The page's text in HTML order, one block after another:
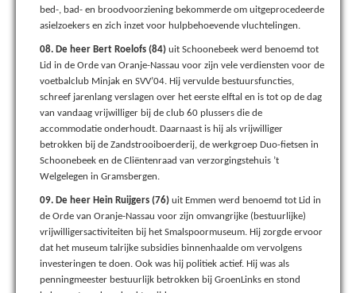
bed-, bad- en broodvoorziening bekommerde om uitgeprocedeerde
asielzoekers en zich inzet voor hulpbehoevende vluchtelingen.
08. De heer Bert Roelofs (84) uit Schoonebeek werd benoemd tot
Lid in de Orde van Oranje-Nassau voor zijn vele verdiensten voor de
voetbalclub Minjak en SVV’04. Hij vervulde bestuursfuncties,
schreef jarenlang verslagen over het eerste elftal en is tot op de dag
van vandaag vrijwilliger bij de club 60 plussers die de
accommodatie onderhoudt. Daarnaast is hij als vrijwilliger
betrokken bij de Zandstrooiboerderij, de werkgroep Duo-fietsen in
Schoonebeek en de Cliëntenraad van verzorgingstehuis ’t
Welgelegen in Gramsbergen.
09. De heer Hein Ruijgers (76) uit Emmen werd benoemd tot Lid in
de Orde van Oranje-Nassau voor zijn omvangrijke (bestuurlijke)
vrijwilligersactiviteiten bij het Smalspoormuseum. Hij zorgde ervoor
dat het museum talrijke subsidies binnenhaalde om vervolgens
investeringen te doen. Ook was hij politiek actief. Hij was als
penningmeester bestuurlijk betrokken bij GroenLinks en stond